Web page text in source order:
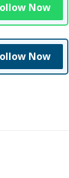
Now
Now